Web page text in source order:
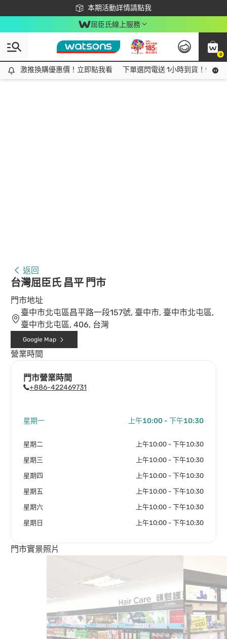
本期活動詳情請點我
下載app最高回饋$350
屈臣氏線上服務
0
激推換購優惠價！立即點我看
激推換購優惠價！立即點我看 下單選閃電送 1小時到貨！領神
返回
台灣屈臣氏 昌平 門市
門市地址
臺中市北屯區昌平路一段157號, 臺中市, 臺中市北屯區,
臺中市北屯區, 406, 台灣
Google Map
營業時間
門市營業時間
+886-422469731
星期一 上午10:00 - 下午10:30
星期二 上午10:00 - 下午10:30
星期三 上午10:00 - 下午10:30
星期四 上午10:00 - 下午10:30
星期五 上午10:00 - 下午10:30
星期六 上午10:00 - 下午10:30
星期日 上午10:00 - 下午10:30
門市實景照片